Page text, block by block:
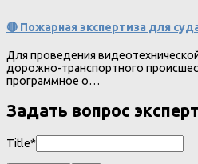
🔴 Пожарная экспертиза для
Для проведения
дорожно-транспортного
программное о…
Задать вопрос
Title*